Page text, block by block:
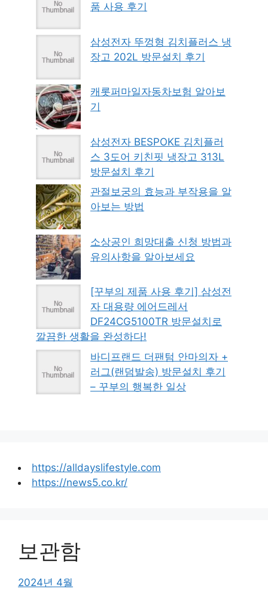
품 사용 후기
삼성전자 뚜껑형 김치플러스 냉
장고 202L 방문설치 후기
캐롯퍼마일자동차보험 알아보
기
삼성전자 BESPOKE 김치플러
스 3도어 키친핏 냉장고 313L
방문설치 후기
관절보궁의 효능과 부작용을 알
아보는 방법
소상공인 희망대출 신청 방법과
유의사항을 알아보세요
[꾸부의 제품 사용 후기] 삼성전
자 대용량 에어드레서
DF24CG5100TR 방문설치로
깔끔한 생활을 완성하다!
바디프랜드 더팬텀 안마의자 +
러그(랜덤발송) 방문설치 후기
– 꾸부의 행복한 일상
https://alldayslifestyle.com
https://news5.co.kr/
보관함
2024년 4월